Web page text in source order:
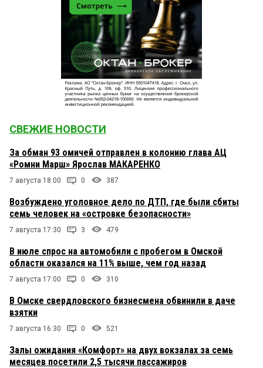
СВЕЖИЕ НОВОСТИ
За обман 93 омичей отправлен в колонию глава АЦ
«Ромни Марш» Ярослав МАКАРЕНКО
7 августа 18:00 0 387
Возбуждено уголовное дело по ДТП, где были сбиты
семь человек на «островке безопасности»
7 августа 17:30 3 479
В июле спрос на автомобили с пробегом в Омской
области оказался на 11% выше, чем год назад
7 августа 17:00 0 310
В Омске свердловского бизнесмена обвинили в даче
взятки
7 августа 16:30 0 521
Залы ожидания «Комфорт» на двух вокзалах за семь
месяцев посетили 2,5 тысячи пассажиров